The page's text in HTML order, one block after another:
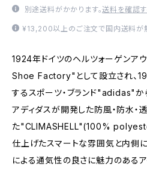
別途送料がかかります。送料を確認す
¥13,200以上のご注文で国内送料が
1924年ドイツのヘルツォーゲン
Shoe Factory"として設立され、
するスポーツ・ブランド"adidas"
アディダスが開発した防風・防水・
た"CLIMASHELL"(100%
仕上げたスマートな雰囲気と内側に
による通気性の良さに魅力のあるア